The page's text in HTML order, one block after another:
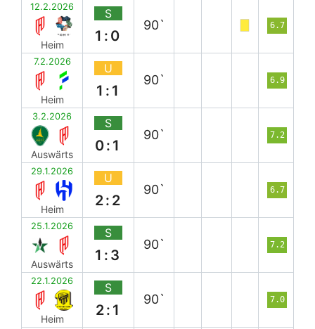
12.2.2026
Heim
S
1:0
90` 6.7
7.2.2026
Heim
U
1:1
90` 6.9
3.2.2026
Auswärts
S
0:1
90` 7.2
29.1.2026
Heim
U
2:2
90` 6.7
25.1.2026
Auswärts
S
1:3
90` 7.2
22.1.2026
Heim
S
2:1
90` 7.0